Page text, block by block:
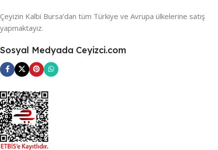
Çeyizin Kalbi Bursa’dan tüm Türkiye ve Avrupa ülkelerine satış
yapmaktayız.
Sosyal Medyada Ceyizci.com